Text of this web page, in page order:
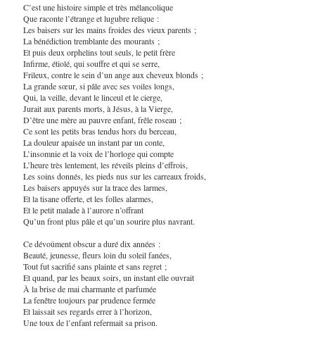
C’est une histoire simple et très mélancolique
Que raconte l’étrange et lugubre relique :
Les baisers sur les mains froides des vieux parents ;
La bénédiction tremblante des mourants ;
Et puis deux orphelins tout seuls, le petit frère
Infirme, étiolé, qui souffre et qui se serre,
Frileux, contre le sein d’un ange aux cheveux blonds ;
La grande sœur, si pâle avec ses voiles longs,
Qui, la veille, devant le linceul et le cierge,
Jurait aux parents morts, à Jésus, à la Vierge,
D’être une mère au pauvre enfant, frêle roseau ;
Ce sont les petits bras tendus hors du berceau,
La douleur apaisée un instant par un conte,
L’insomnie et la voix de l’horloge qui compte
L’heure très lentement, les réveils pleins d’effrois,
Les soins donnés, les pieds nus sur les carreaux froids,
Les baisers appuyés sur la trace des larmes,
Et la tisane offerte, et les folles alarmes,
Et le petit malade à l’aurore n’offrant
Qu’un front plus pâle et qu’un sourire plus navrant.
Ce dévoûment obscur a duré dix années :
Beauté, jeunesse, fleurs loin du soleil fanées,
Tout fut sacrifié sans plainte et sans regret ;
Et quand, par les beaux soirs, un instant elle ouvrait
À la brise de mai charmante et parfumée
La fenêtre toujours par prudence fermée
Et laissait ses regards errer à l’horizon,
Une toux de l’enfant refermait sa prison.